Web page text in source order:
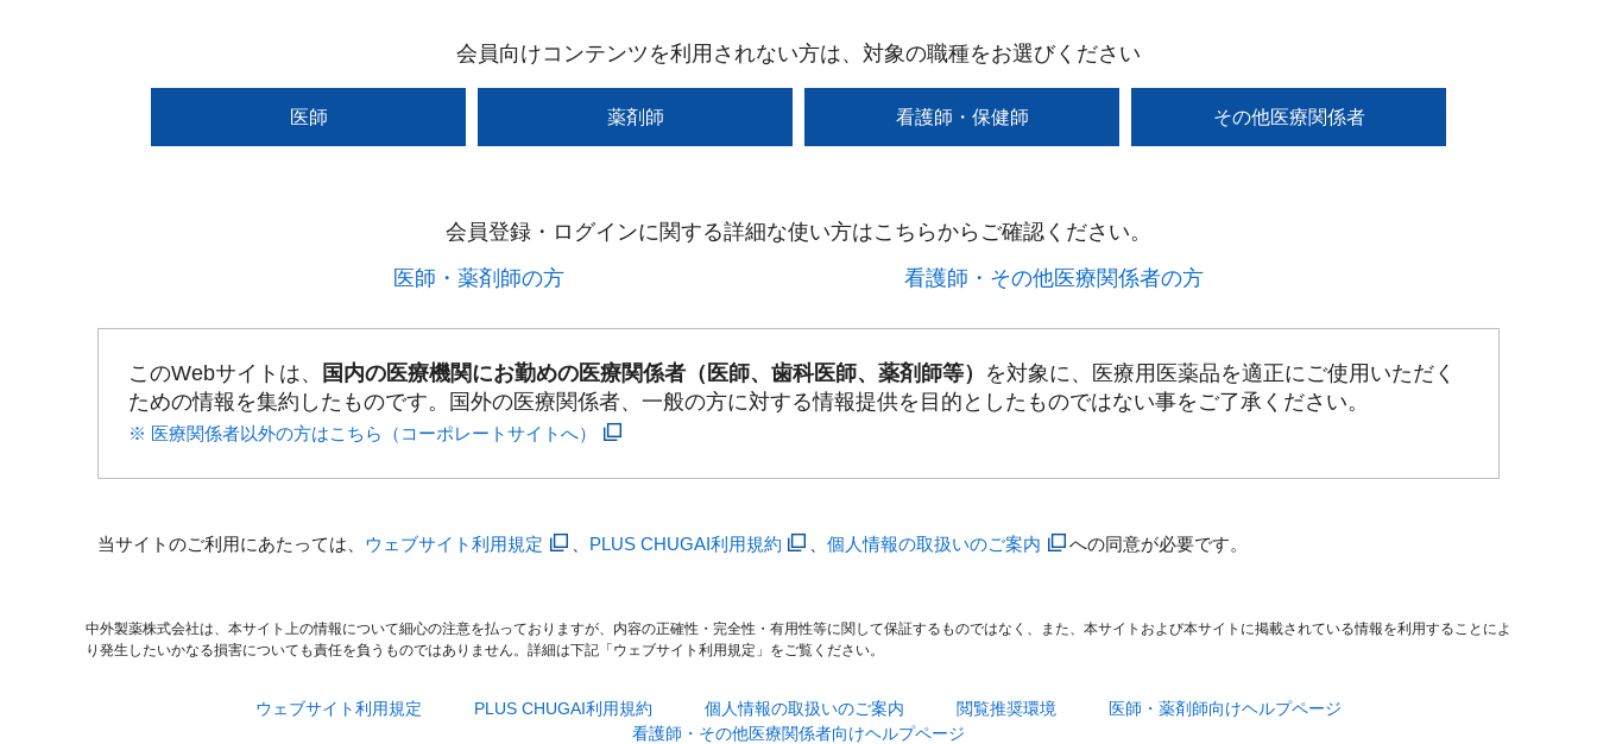
会員向けコンテンツを利用されない方は、対象の職種をお選びください
医師 薬剤師 看護師・保健師 その他医療関係者
会員登録・ログインに関する詳細な使い方はこちらからご確認ください。​
医師・薬剤師の方​
看護師・その他医療関係者の方​
このWebサイトは、 国内の医療機関にお勤めの医療関係者（医師、歯科医師、薬剤師等） を対象に、医療用医薬品を適正にご使用いただく
ための情報を集約したものです。国外の医療関係者、一般の方に対する情報提供を目的としたものではない事をご了承ください。
※ 医療関係者以外の方はこちら（コーポレートサイトへ）
当サイトのご利用にあたっては、 ウェブサイト利用規定 PLUS CHUGAI利用規約 、個人情報の取扱いのご案内 への同意が必要です。
中外製薬株式会社は、本サイト上の情報について細心の注意を払っておりますが、内容の正確性・完全性・有用性等に関して保証するものではなく、また、本サイトおよび本サイトに掲載されている情報を利用することによ
り発生したいかなる損害についても責任を負うものではありません。詳細は下記「ウェブサイト利用規定」をご覧ください。
ウェブサイト利用規定 PLUS CHUGAI利用規約 個人情報の取扱いのご案内 閲覧推奨環境
医師・薬剤師向けヘルプページ
看護師・その他医療関係者向けヘルプページ